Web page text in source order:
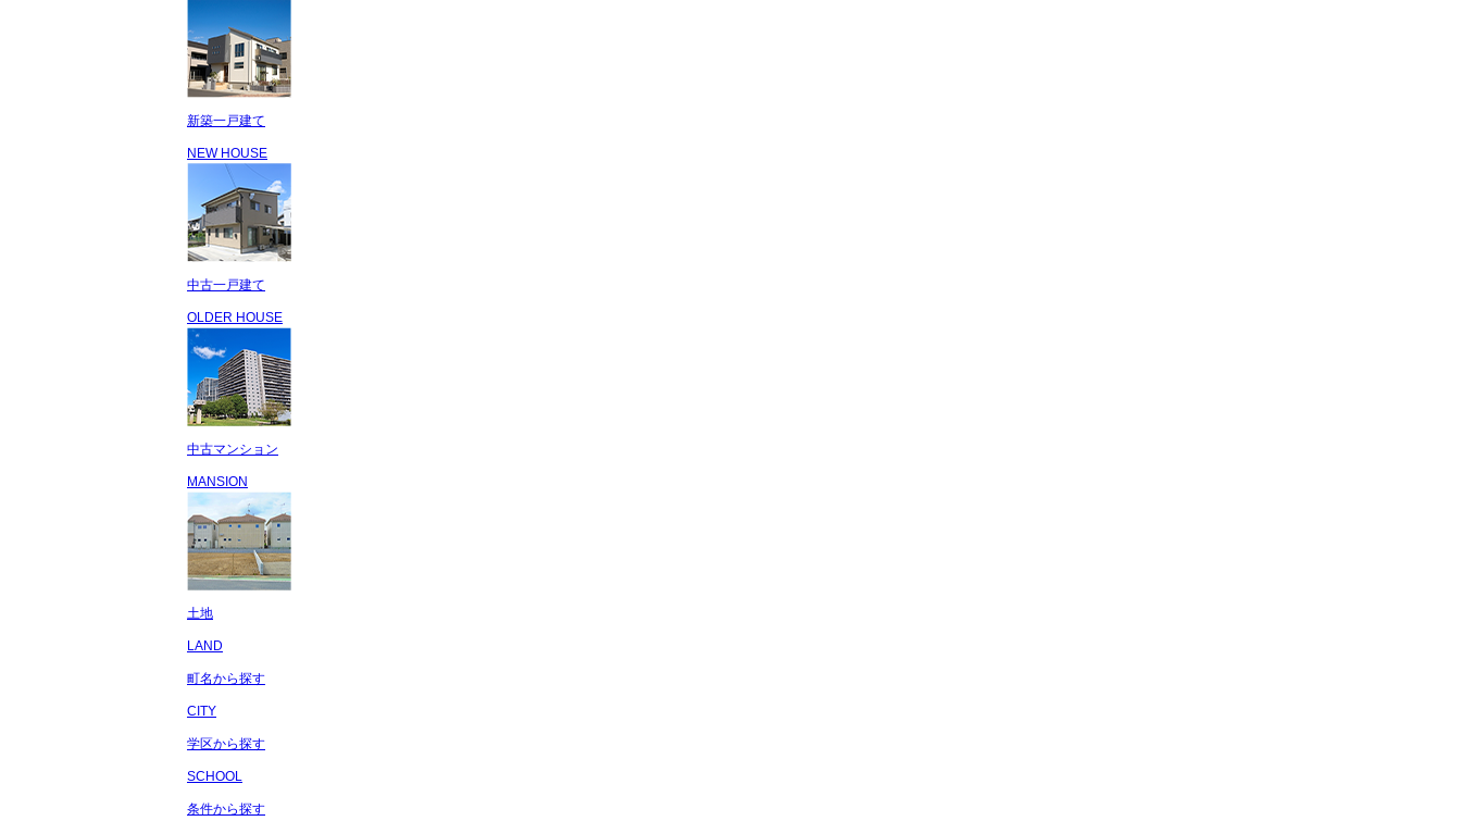
新築一戸建て
NEW HOUSE
中古一戸建て
OLDER HOUSE
中古マンション
MANSION
土地
LAND
町名から探す
CITY
学区から探す
SCHOOL
条件から探す